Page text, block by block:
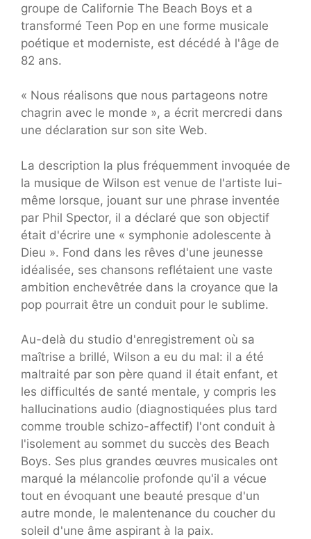
groupe de Californie The Beach Boys et a
transformé Teen Pop en une forme musicale
poétique et moderniste, est décédé à l'âge de
82 ans.
« Nous réalisons que nous partageons notre
chagrin avec le monde », a écrit mercredi dans
une déclaration sur son site Web.
La description la plus fréquemment invoquée de
la musique de Wilson est venue de l'artiste lui-
même lorsque, jouant sur une phrase inventée
par Phil Spector, il a déclaré que son objectif
était d'écrire une « symphonie adolescente à
Dieu ». Fond dans les rêves d'une jeunesse
idéalisée, ses chansons reflétaient une vaste
ambition enchevêtrée dans la croyance que la
pop pourrait être un conduit pour le sublime.
Au-delà du studio d'enregistrement où sa
maîtrise a brillé, Wilson a eu du mal: il a été
maltraité par son père quand il était enfant, et
les difficultés de santé mentale, y compris les
hallucinations audio (diagnostiquées plus tard
comme trouble schizo-affectif) l'ont conduit à
l'isolement au sommet du succès des Beach
Boys. Ses plus grandes œuvres musicales ont
marqué la mélancolie profonde qu'il a vécue
tout en évoquant une beauté presque d'un
autre monde, le malentenance du coucher du
soleil d'une âme aspirant à la paix.